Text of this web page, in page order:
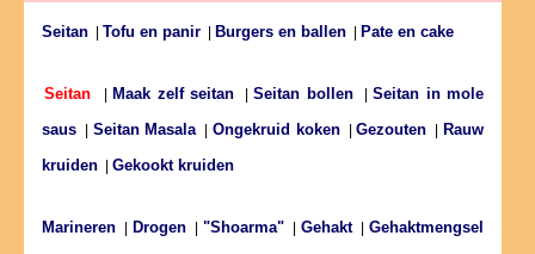
Seitan Tofu en panir Burgers en ballen Pate en cake
Seitan Maak zelf seitan |Seitan bollen|Seitan in mole
saus
Seitan Masala|Ongekruid koken|Gezouten
Rauw
kruiden
Gekookt kruiden
Marineren Drogen "Shoarma" Gehakt|Gehaktmengsel